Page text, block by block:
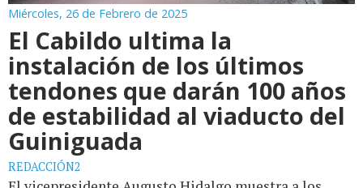
Miércoles, 26 de Febrero de 2025
El Cabildo ultima la
instalación de los últimos
tendones que darán 100 años
de estabilidad al viaducto del
Guiniguada
REDACCIÓN2